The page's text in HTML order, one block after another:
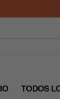
TODOS